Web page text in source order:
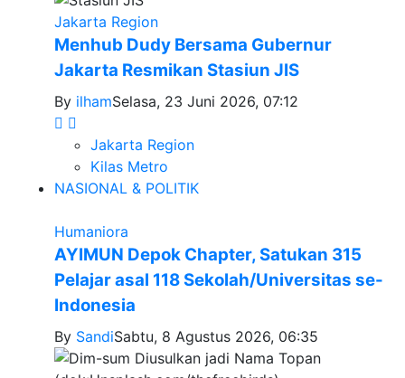
Jakarta Region
Menhub Dudy Bersama Gubernur
Jakarta Resmikan Stasiun JIS
By ilhamSelasa, 23 Juni 2026, 07:12
Jakarta Region
Kilas Metro
NASIONAL & POLITIK
Humaniora
AYIMUN Depok Chapter, Satukan 315
Pelajar asal 118 Sekolah/Universitas se-
Indonesia
By SandiSabtu, 8 Agustus 2026, 06:35